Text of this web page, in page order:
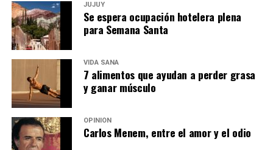
JUJUY
Se espera ocupación hotelera plena
para Semana Santa
VIDA SANA
7 alimentos que ayudan a perder grasa
y ganar músculo
OPINIÓN
Carlos Menem, entre el amor y el odio